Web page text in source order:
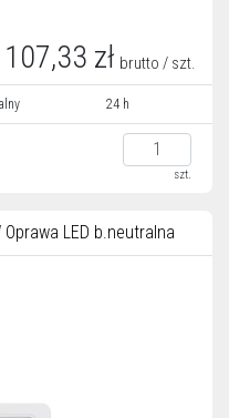
107,33 zł brutto / szt.
24 h
szt.
Oprawa LED b.neutralna